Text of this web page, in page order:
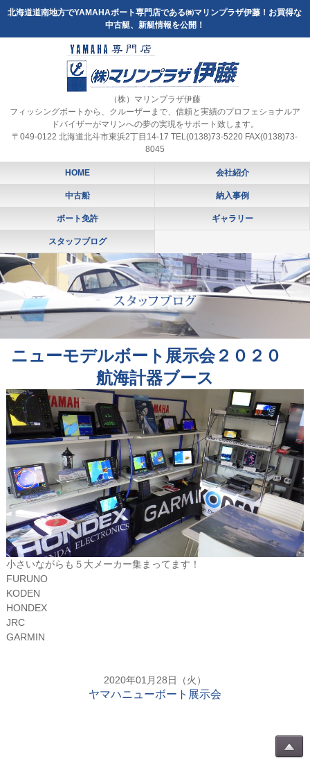
北海道道南地方でYAMAHAボート専門店である㈱マリンプラザ伊藤！お買得な
中古艇、新艇情報を公開！
（株）マリンプラザ伊藤
フィッシングボートから、クルーザーまで、信頼と実績のプロフェショナルア
ドバイザーがマリンへの夢の実現をサポート致します。
〒049-0122 北海道北斗市東浜2丁目14-17 TEL(0138)73-5220 FAX(0138)73-
8045
HOME 会社紹介
中古船 納入事例
ボート免許 ギャラリー
スタッフブログ
ニューモデルボート展示会２０２０
航海計器ブース
小さいながらも５大メーカー集まってます！
FURUNO
KODEN
HONDEX
JRC
GARMIN
2020年01月28日（火）
ヤマハニューボート展示会